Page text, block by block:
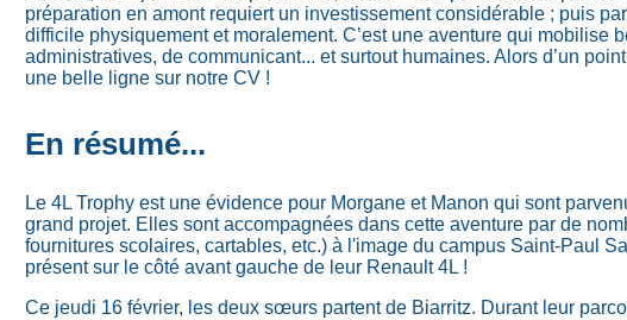
préparation en amont requiert un investissement considérable ; puis
difficile physiquement et moralement. C’est une aventure qui mobilise
administratives, de communicant... et surtout humaines. Alors d’un
une belle ligne sur notre CV !
En résumé...
Le 4L Trophy est une évidence pour Morgane et Manon qui sont
grand projet. Elles sont accompagnées dans cette aventure par de
fournitures scolaires, cartables, etc.) à l'image du campus Saint-Paul
présent sur le côté avant gauche de leur Renault 4L !
Ce jeudi 16 février, les deux sœurs partent de Biarritz. Durant leur